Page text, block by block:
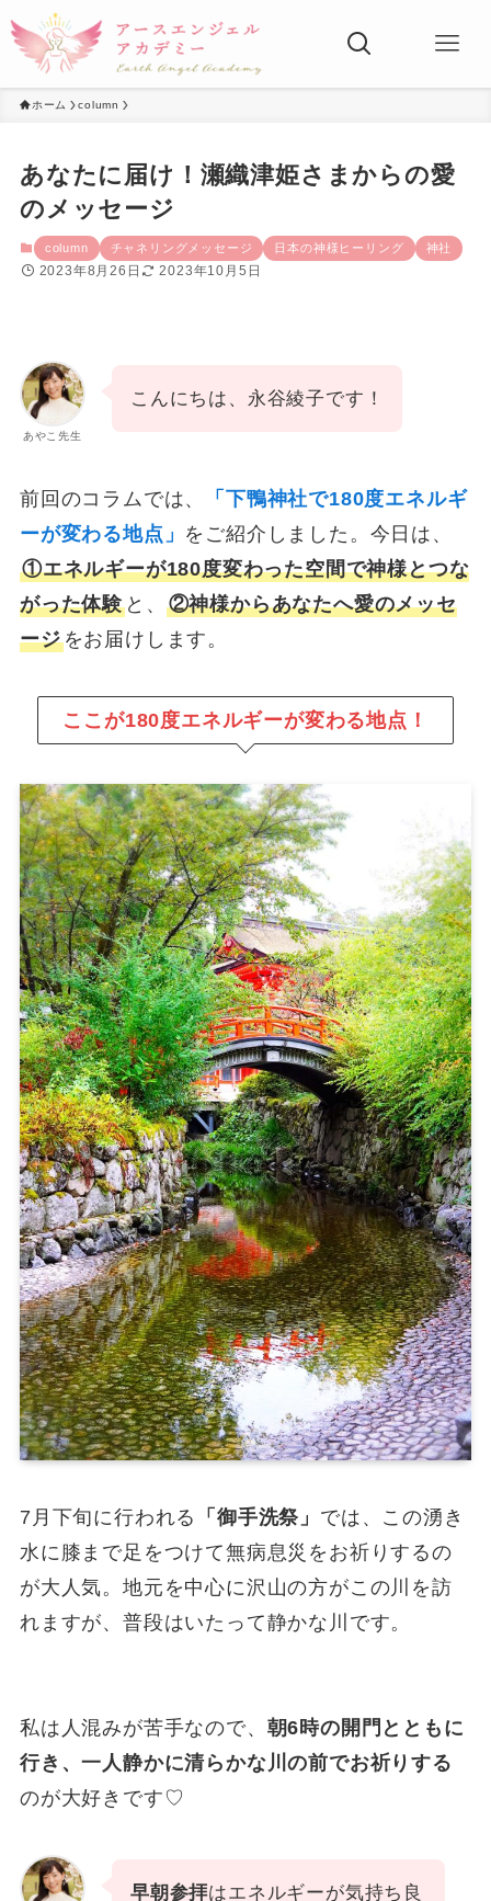
ホーム column
あなたに届け！瀬織津姫さまからの愛
のメッセージ
column チャネリングメッセージ 日本の神様ヒーリング 神社
2023年8月26日 2023年10月5日
あやこ先生
こんにちは、永谷綾子です！
前回のコラムでは、
「下鴨神社で180度エネルギ
ーが変わる地点」 をご紹介しました。今日は、
①エネルギーが180度変わった空間で神様とつな
がった体験と、 ②神様からあなたへ愛のメッセ
ージをお届けします。
ここが180度エネルギーが変わる地点！
7月下旬に行われる 「御手洗祭」 では、この湧き
水に膝まで足をつけて無病息災をお祈りするの
が大人気。地元を中心に沢山の方がこの川を訪
れますが、普段はいたって静かな川です。
私は人混みが苦手なので、 朝6時の開門とともに
行き、一人静かに清らかな川の前でお祈りする
のが大好きです♡
早朝参拝はエネルギーが気持ち良